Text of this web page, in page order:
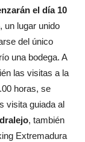
el día 10
un lugar unido
del único
una bodega. A
las visitas a la
horas, se
visita guiada al
, también
Extremadura